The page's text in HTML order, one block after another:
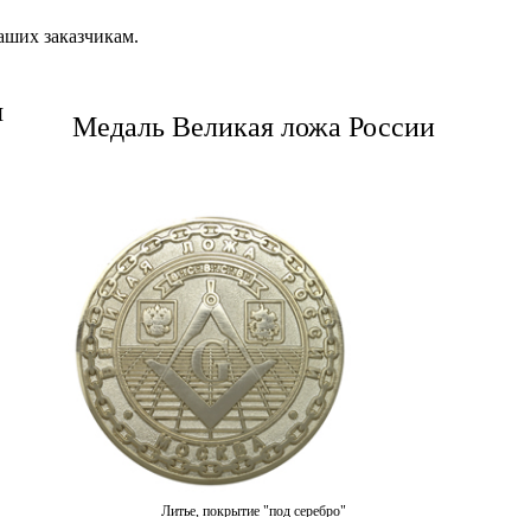
заказчикам.
Медаль Великая ложа России
Литье, покрытие "под серебро"